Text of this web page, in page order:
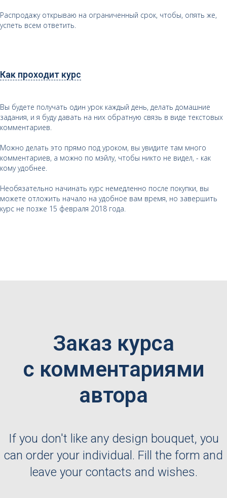
Распродажу открываю на ограниченный срок, чтобы, опять же,
успеть всем ответить.
Как проходит курс
Вы будете получать один урок каждый день, делать домашние
задания, и я буду давать на них обратную связь в виде текстовых
комментариев.
Можно делать это прямо под уроком, вы увидите там много
комментариев, а можно по мэйлу, чтобы никто не видел, - как
кому удобнее.
Необязательно начинать курс немедленно после покупки, вы
можете отложить начало на удобное вам время, но завершить
курс не позже 15 февраля 2018 года.
Заказ курса
с комментариями
автора
If you don't like any design bouquet, you
can order your individual. Fill the form and
leave your contacts and wishes.